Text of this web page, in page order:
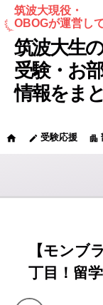
筑波大現役・
OBOGが運営し
筑波大生
受験・お
情報をま
home edit 受験応援 apartment
【モンブ
丁目！留